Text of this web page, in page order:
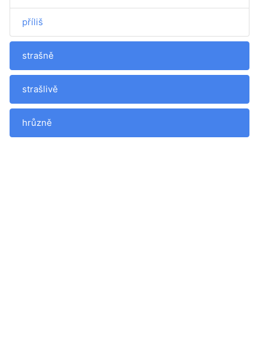
příliš
strašně
strašlivě
hrůzně